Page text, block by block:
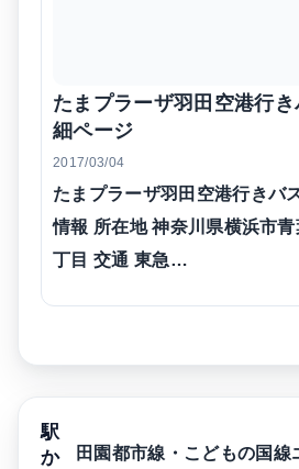
たまプラーザ羽田空港行
細ページ
2017/03/04
たまプラーザ羽田空港行きバ
情報 所在地 神奈川県横浜市
丁目 交通 東急…
駅
か
田園都市線・こどもの国線